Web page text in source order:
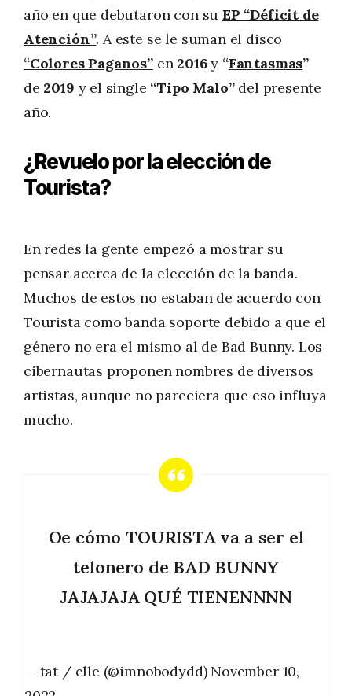
año en que debutaron con su EP “Déficit de
Atención”. A este se le suman el disco
“Colores Paganos”en 2016y “Fantasmas”
de 2019 y el single “Tipo Malo” del presente
año.
¿Revuelo por la elección de
Tourista?
En redes la gente empezó a mostrar su
pensar acerca de la elección de la banda.
Muchos de estos no estaban de acuerdo con
Tourista como banda soporte debido a que el
género no era el mismo al de Bad Bunny. Los
cibernautas proponen nombres de diversos
artistas, aunque no pareciera que eso influya
mucho.
Oe cómo TOURISTA va a ser el
telonero de BAD BUNNY
JAJAJAJA QUÉ TIENENNNN
— tat / elle (@imnobodydd) November 10,